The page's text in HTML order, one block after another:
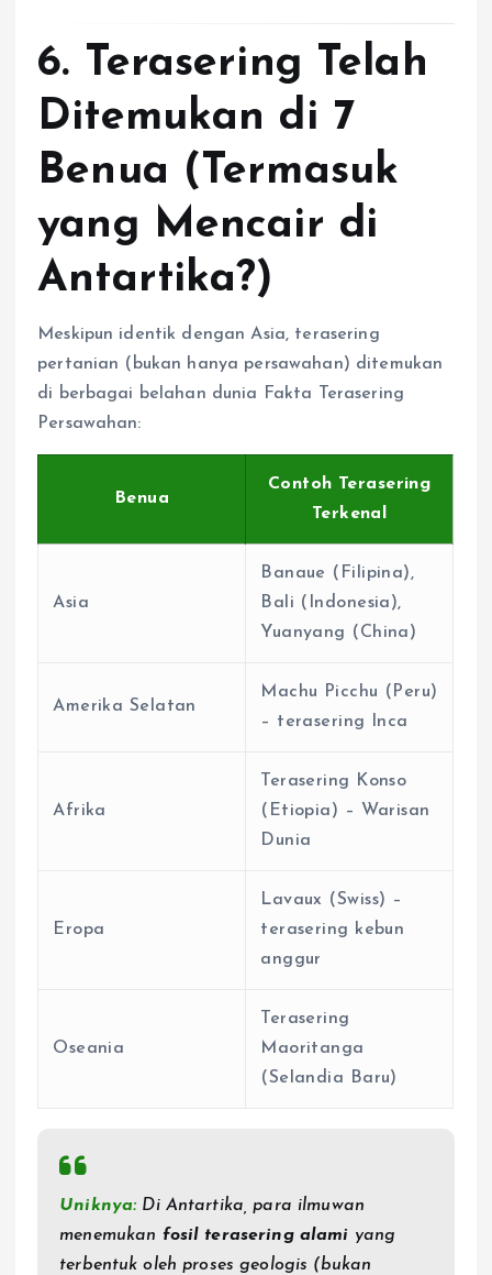
6. Terasering Telah
Ditemukan di 7
Benua (Termasuk
yang Mencair di
Antartika?)
Meskipun identik dengan Asia, terasering
pertanian (bukan hanya persawahan) ditemukan
di berbagai belahan dunia Fakta Terasering
Persawahan:
Benua
Contoh Terasering
Terkenal
Asia
Banaue (Filipina),
Bali (Indonesia),
Yuanyang (China)
Amerika Selatan
Machu Picchu (Peru)
– terasering Inca
Afrika
Terasering Konso
(Etiopia) – Warisan
Dunia
Eropa
Lavaux (Swiss) –
terasering kebun
anggur
Oseania
Terasering
Maoritanga
(Selandia Baru)
Uniknya: Di Antartika, para ilmuwan
menemukan fosil terasering alami yang
terbentuk oleh proses geologis (bukan